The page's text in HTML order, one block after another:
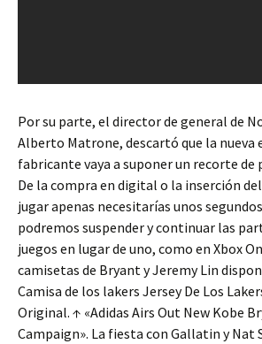
Por su parte, el director de general de
Alberto Matrone, descartó que la nueva
fabricante vaya a suponer un recorte de
De la compra en digital o la inserción
jugar apenas necesitarías unos
podremos suspender y continuar las
juegos en lugar de uno, como en Xbox
camisetas de Bryant y Jeremy Lin
Camisa de los lakers Jersey De Los
Original. ↑ «Adidas Airs Out New Kobe
Campaign». La fiesta con Gallatin y Nat